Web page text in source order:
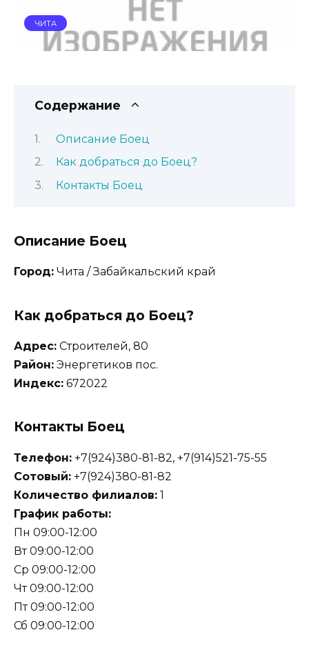
ЧИТА
Содержание
Описание Боец
Как добраться до Боец?
Контакты Боец
Описание Боец
Город: Чита / Забайкальский край
Как добраться до Боец?
Адрес: Строителей, 80
Район: Энергетиков пос.
Индекс: 672022
Контакты Боец
Телефон: +7(924)380-81-82, +7(914)521-75-55
Сотовый: +7(924)380-81-82
Количество филиалов: 1
График работы:
Пн 09:00-12:00
Вт 09:00-12:00
Ср 09:00-12:00
Чт 09:00-12:00
Пт 09:00-12:00
Сб 09:00-12:00